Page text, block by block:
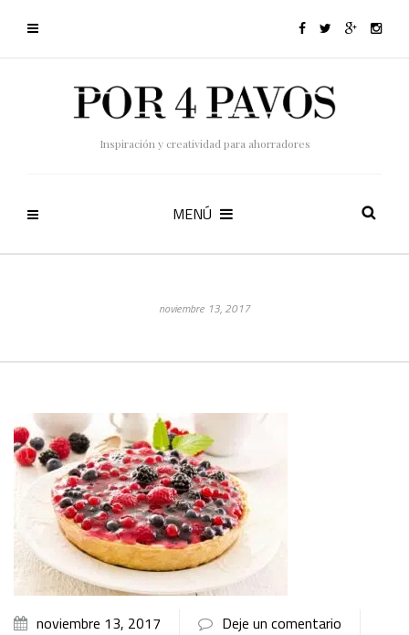
Inspiración y creatividad para ahorradores
MENÚ
noviembre 13, 2017
noviembre 13, 2017 Deje un comentario